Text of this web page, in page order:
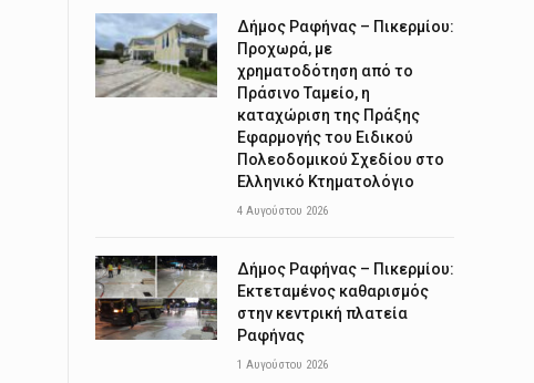
Δήμος Ραφήνας – Πικερμίου:
Προχωρά, με
χρηματοδότηση από το
Πράσινο Ταμείο, η
καταχώριση της Πράξης
Εφαρμογής του Ειδικού
Πολεοδομικού Σχεδίου στο
Ελληνικό Κτηματολόγιο
4 Αυγούστου 2026
Δήμος Ραφήνας – Πικερμίου:
Εκτεταμένος καθαρισμός
στην κεντρική πλατεία
Ραφήνας
1 Αυγούστου 2026